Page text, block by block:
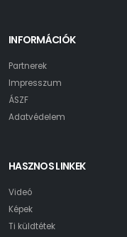
INFORMÁCIÓK
Partnerek
Impresszum
ÁSZF
Adatvédelem
HASZNOS LINKEK
Videó
Képek
Ti küldtétek